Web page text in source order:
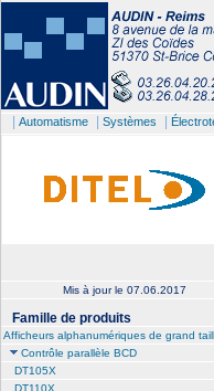
Automatisme Systèmes
Mis à jour le 07.06.2017
Famille de produits
Afficheurs alphanumériques de grand
Contrôle parallèle BCD
DT105X
DT110X